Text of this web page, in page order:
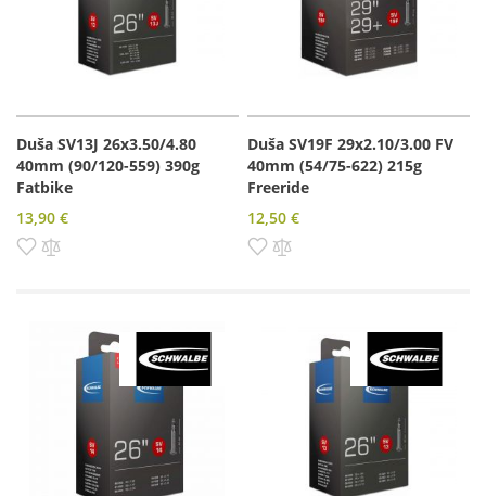
Duša SV13J 26x3.50/4.80
40mm (90/120-559) 390g
Fatbike
13,90 €
Pridať do zoznamu prianí
Duša SV19F 29x2.10/3.00 FV
40mm (54/75-622) 215g
Freeride
12,50 €
Pridať do zoznamu prianí